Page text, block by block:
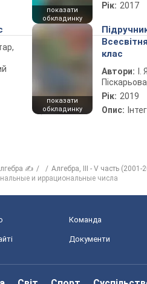
показати
обкладинку
Рік: 2017
показати
обкладинку
клас
Автори:
Рік: 2019
Опис:
✍ Алгебра, III - V часть (2001-
и иррациональные числа
Команда
Документи